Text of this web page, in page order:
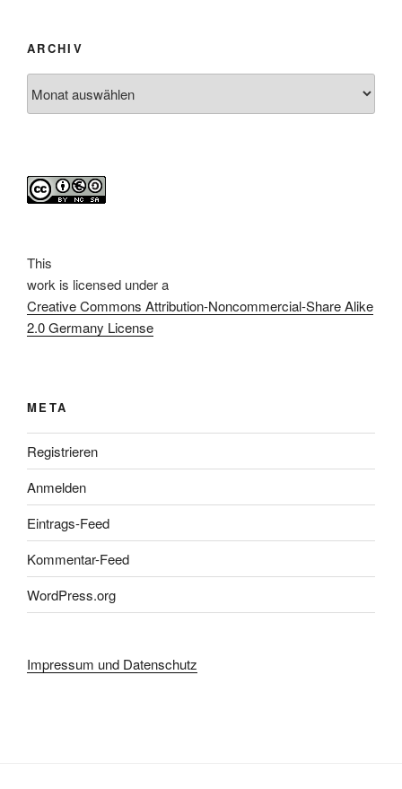
ARCHIV
This
work is licensed under a
Creative Commons Attribution-Noncommercial-Share Alike
2.0 Germany License
META
Registrieren
Anmelden
Eintrags-Feed
Kommentar-Feed
WordPress.org
Impressum und Datenschutz